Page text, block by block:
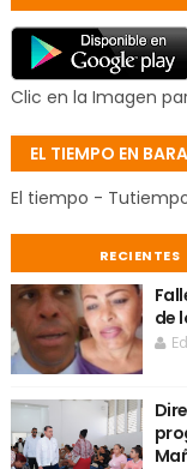
Clic en la Imagen
EL TIEMPO EN
El tiempo -
RECIENTES
de